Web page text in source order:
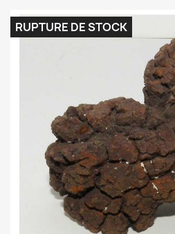
RUPTURE DE STOCK